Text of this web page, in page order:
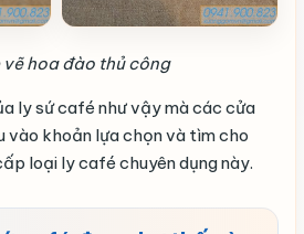
vẽ hoa đào thủ công
ly sứ café như vậy mà các cửa
vào khoản lựa chọn và tìm cho
loại ly café chuyên dụng này.